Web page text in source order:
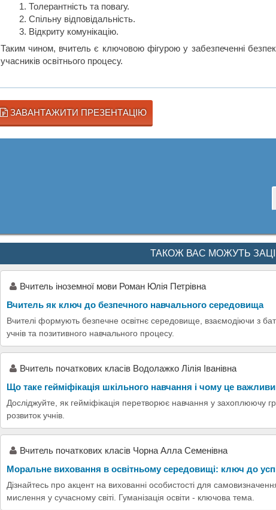
Толерантність та повагу.
Спільну відповідальність.
Відкриту комунікацію.
Таким чином, вчитель є ключовою фігурою у забезпеченні
учасників освітнього процесу.
ЗАВАНТАЖИТИ ПРЕЗЕНТАЦІЮ
ТАКОЖ ВАС МОЖУТЬ
Вчитель іноземної мови Роман Юлія Петрівна
Вчитель як ключ до безпечного навчального середовища
Вчителі формують безпечне освітнє середовище, взаємодіючи з
учнів та позитивного навчального процесу.
Вчитель початкових класів Водолажко Лілія Іванівна
Що таке гейміфікація шкільного навчання і чому це
Досліджуйте, як гейміфікація перетворює навчання у захоплюючу
розвиток учнів.
Вчитель початкових класів Чорна Алла Семенівна
Моральне виховання в освітньому середовищі: ключ до
Дізнайтесь про акцент на вихованні особистості для
мислення у сучасному світі. Гуманізація освіти - ключова тема.